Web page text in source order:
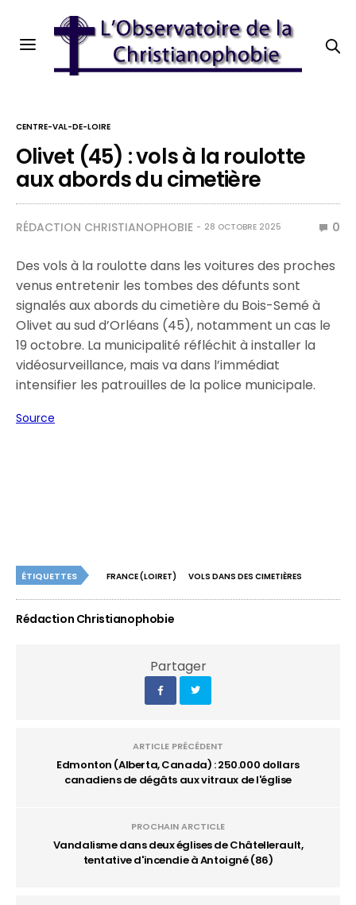
CENTRE-VAL-DE-LOIRE
Olivet (45) : vols à la roulotte
aux abords du cimetière
RÉDACTION CHRISTIANOPHOBIE 28 OCTOBRE 2025 0
Des vols à la roulotte dans les voitures des proches
venus entretenir les tombes des défunts sont
signalés aux abords du cimetière du Bois-Semé à
Olivet au sud d’Orléans (45), notamment un cas le
19 octobre. La municipalité réfléchit à installer la
vidéosurveillance, mais va dans l’immédiat
intensifier les patrouilles de la police municipale.
Source
ÉTIQUETTES FRANCE (LOIRET) VOLS DANS DES CIMETIÈRES
Rédaction Christianophobie
Partager
ARTICLE PRÉCÉDENT
Edmonton (Alberta, Canada) : 250.000 dollars
canadiens de dégâts aux vitraux de l'église
PROCHAIN ARCTICLE
Vandalisme dans deux églises de Châtellerault,
tentative d'incendie à Antoigné (86)